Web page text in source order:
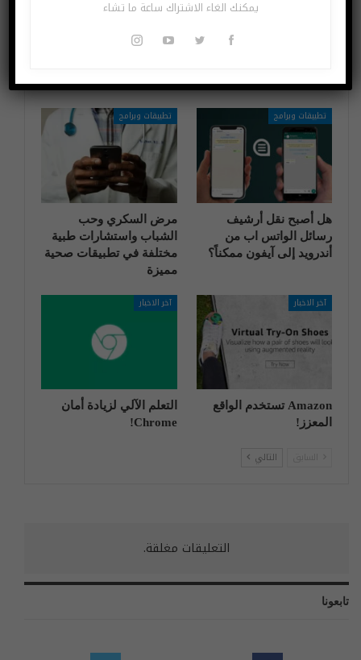
تطبيقات وبرامج
هل أصبح نقل أرشيف
رسائل الواتس اب من
أندرويد إلى آيفون ممكناً؟
تطبيقات وبرامج
مرض السكري وحب
الشباب واستشارات طبية
مختلفة في تطبيقات صحية
مميزة
آخر الاخبار
Amazon تستخدم الواقع
المعزز!
آخر الاخبار
التعلم الآلي لزيادة أمان
Chrome!
التالي
التعليقات مغلقة.
تابعونا
يمكنك الغاء الاشتراك ساعة ما تشاء